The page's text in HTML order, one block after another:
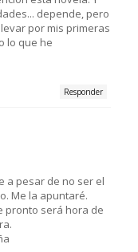
depende, pero
por mis primeras
lo que he
Responder
a pesar de no ser el
Me la apuntaré.
pronto será hora de